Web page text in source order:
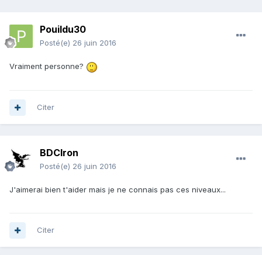
Pouildu30
Posté(e) 26 juin 2016
Vraiment personne?
Citer
BDCIron
Posté(e) 26 juin 2016
J'aimerai bien t'aider mais je ne connais pas ces niveaux...
Citer